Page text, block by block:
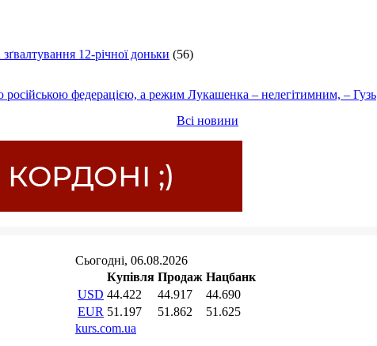
12-річної доньки (56)
російською федерацією, а режим Лукашенка – нелегітимним, – Гузь
Всі новини